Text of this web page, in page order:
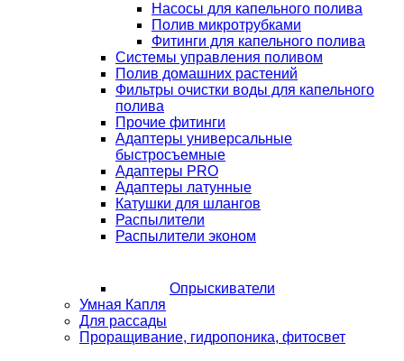
Насосы для капельного полива
Полив микротрубками
Фитинги для капельного полива
Системы управления поливом
Полив домашних растений
Фильтры очистки воды для капельного
полива
Прочие фитинги
Адаптеры универсальные
быстросъемные
Адаптеры PRO
Адаптеры латунные
Катушки для шлангов
Распылители
Распылители эконом
Опрыскиватели
Умная Капля
Для рассады
Проращивание, гидропоника, фитосвет